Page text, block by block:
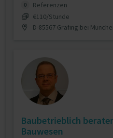
0
Referenzen
€110/Stunde
D-85567 Grafing bei
Baubetrieblich
Bauwesen